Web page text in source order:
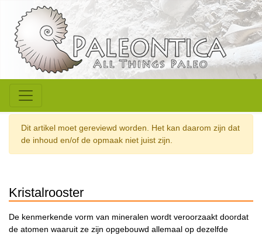
Dit artikel moet gereviewd worden. Het kan daarom zijn dat
de inhoud en/of de opmaak niet juist zijn.
Kristalrooster
De kenmerkende vorm van mineralen wordt veroorzaakt doordat
de atomen waaruit ze zijn opgebouwd allemaal op dezelfde